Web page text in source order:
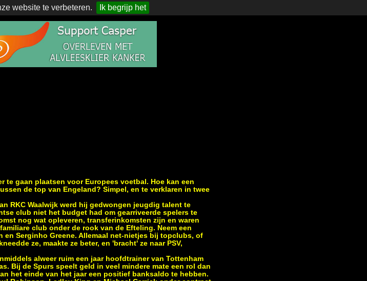
website te verbeteren. Ik begrijp het
gaan plaatsen voor Europees voetbal. Hoe kan een
de top van Engeland? Simpel, en te verklaren in twee
RKC Waalwijk werd hij gedwongen jeugdig talent te
club niet het budget had om gearriveerde spelers te
nog wat opleveren, transferinkomsten zijn en waren
club onder de rook van de Efteling. Neem een
Serginho Greene. Allemaal net-nietjes bij topclubs, of
ze, maakte ze beter, en 'bracht' ze naar PSV,
alweer ruim een jaar hoofdtrainer van Tottenham
Bij de Spurs speelt geld in veel mindere mate een rol dan
het einde van het jaar een positief banksaldo te hebben.